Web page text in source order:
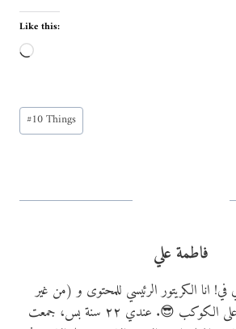
Like this:
L
d
i
…
Post
Tags:
#10 Things
فاطمة علي
انا الكريتور الرئيسي للمحتوى و (من غير
اعتذار) احسن بلوجر على الكوكب 😎. عندي ٢٢ سنة بس، جمعت